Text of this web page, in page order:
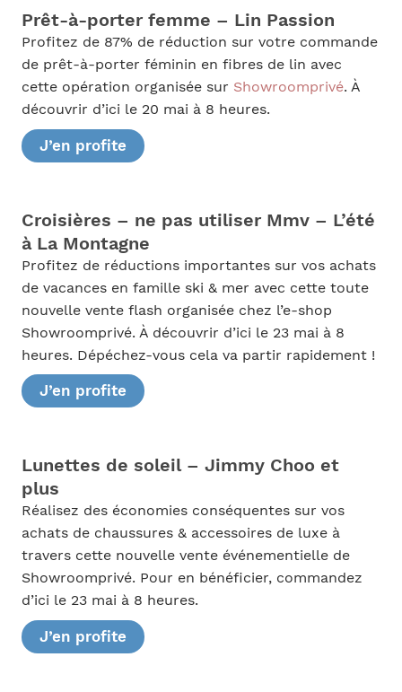
Prêt-à-porter femme – Lin Passion
Profitez de 87% de réduction sur votre commande
de prêt-à-porter féminin en fibres de lin avec
cette opération organisée sur Showroomprivé. À
découvrir d’ici le 20 mai à 8 heures.
J’en profite
Croisières – ne pas utiliser Mmv – L’été
à La Montagne
Profitez de réductions importantes sur vos achats
de vacances en famille ski & mer avec cette toute
nouvelle vente flash organisée chez l’e-shop
Showroomprivé. À découvrir d’ici le 23 mai à 8
heures. Dépéchez-vous cela va partir rapidement !
J’en profite
Lunettes de soleil – Jimmy Choo et
plus
Réalisez des économies conséquentes sur vos
achats de chaussures & accessoires de luxe à
travers cette nouvelle vente événementielle de
Showroomprivé. Pour en bénéficier, commandez
d’ici le 23 mai à 8 heures.
J’en profite